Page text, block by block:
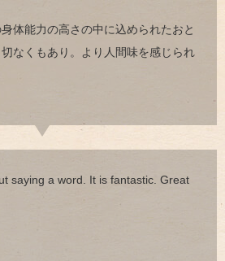
体能力の高さの中に込められたおと
なくもあり。より人間味を感じられ
saying a word. It is fantastic. Great